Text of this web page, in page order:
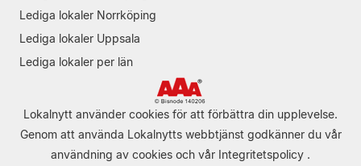
Lediga lokaler Norrköping
Lediga lokaler Uppsala
Lediga lokaler per län
Lokalnytt använder cookies för att förbättra din upplevelse.
Genom att använda Lokalnytts webbtjänst godkänner du vår
användning av cookies och vår Integritetspolicy .